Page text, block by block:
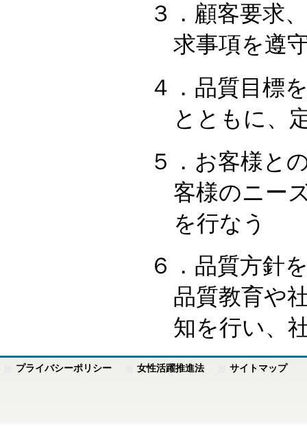
３．顧客要求
求事項を遵
４．品質目標
とともに、
５．お客様と
客様のニー
を行なう
６．品質方針
品質教育や
知を行い、
プライバシーポリシー 女性活躍推進法 サイトマップ